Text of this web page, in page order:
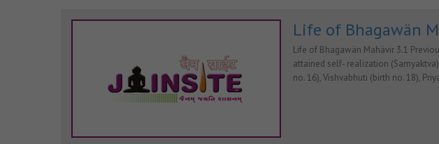
Life of Bhagawän
Life of Bhagawän Mahävir 3.1
attained self- realization
no. 16), Vishvabhuti (birth no. 18),